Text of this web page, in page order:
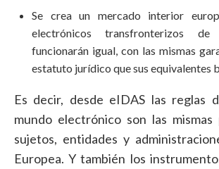
Se crea un mercado interior
electrónicos transfronterizos
funcionarán igual, con las mismas
estatuto jurídico que sus equivalentes
Es decir, desde eIDAS las reglas
mundo electrónico son las
sujetos, entidades y
Europea. Y también los